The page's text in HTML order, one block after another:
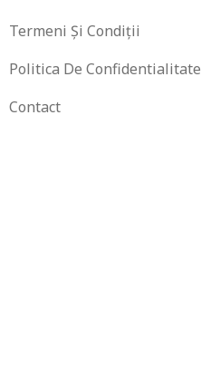
Termeni Și Condiții
Politica De Confidentialitate
Contact